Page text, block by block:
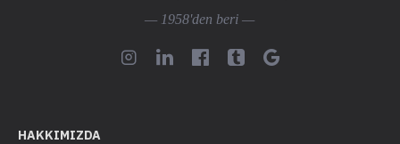
— 1958'den beri —
HAKKIMIZDA